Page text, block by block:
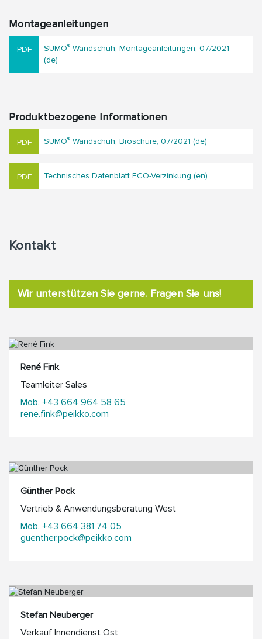
Montageanleitungen
SUMO® Wandschuh, Montageanleitungen, 07/2021
(de)
Produktbezogene Informationen
SUMO® Wandschuh, Broschüre, 07/2021 (de)
Technisches Datenblatt ECO-Verzinkung (en)
Kontakt
Wir unterstützen Sie gerne. Fragen Sie uns!
René Fink
Teamleiter Sales
Mob. +43 664 964 58 65
rene.fink@peikko.com
Günther Pock
Vertrieb & Anwendungsberatung West
Mob. +43 664 381 74 05
guenther.pock@peikko.com
Stefan Neuberger
Verkauf Innendienst Ost